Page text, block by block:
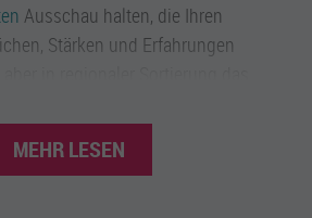
Ausschau halten, die Ihren
Stärken und Erfahrungen
Sie dazu die passende Region
oderReutlingen
MEHR LESEN